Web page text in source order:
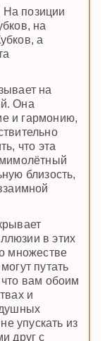
На позиции
на
а
на
Она
и гармонию,
что эта
мимолётный
близость,
в этих
множестве
путать
вам обоим
и
упускать из
друг с